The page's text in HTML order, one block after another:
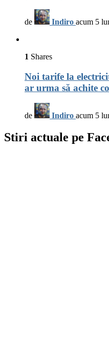
de Indiro acum 5
1 Shares
Noi tarife la
ar urma să achite
de Indiro acum 5
Stiri actuale pe